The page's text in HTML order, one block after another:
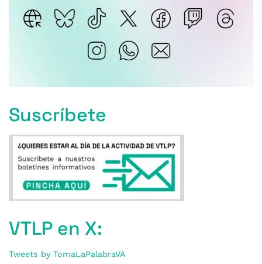
Suscríbete
VTLP en X:
Tweets by TomaLaPalabraVA